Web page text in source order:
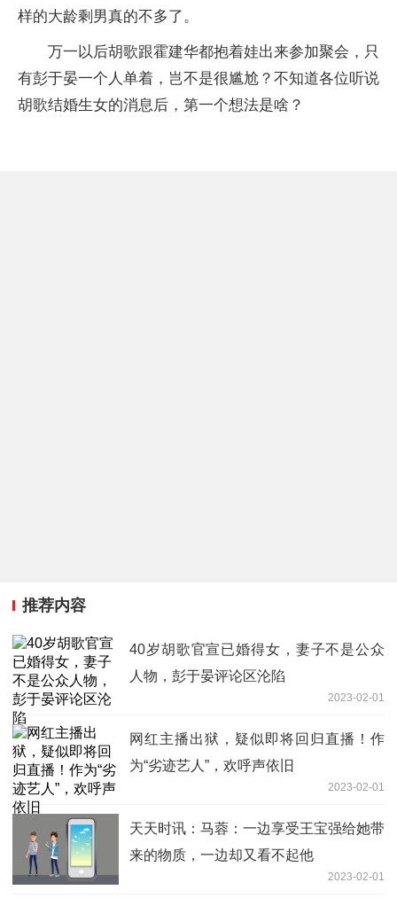
样的大龄剩男真的不多了。
万一以后胡歌跟霍建华都抱着娃出来参加聚会，只
有彭于晏一个人单着，岂不是很尴尬？不知道各位听说
胡歌结婚生女的消息后，第一个想法是啥？
推荐内容
40岁胡歌官宣已婚得女，妻子不是公众
人物，彭于晏评论区沦陷
2023-02-01
网红主播出狱，疑似即将回归直播！作
为“劣迹艺人”，欢呼声依旧
2023-02-01
天天时讯：马蓉：一边享受王宝强给她带
来的物质，一边却又看不起他
2023-02-01